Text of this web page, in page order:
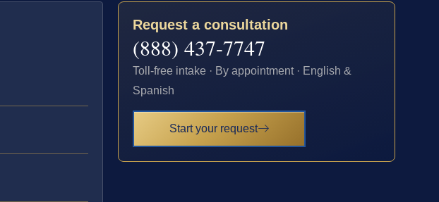
Request a consultation
(888) 437-7747
Toll-free intake · By appointment · English &
Spanish
Start your request